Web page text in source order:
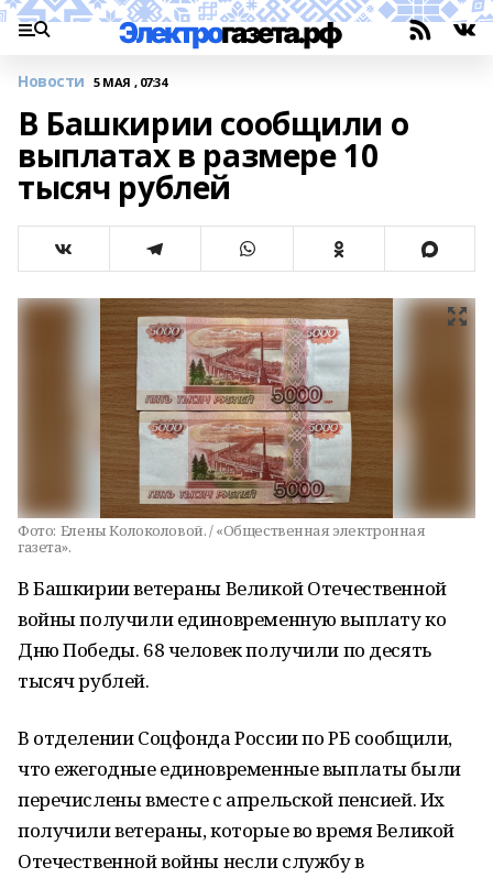
Новости 5 МАЯ , 07:34
В Башкирии сообщили о
выплатах в размере 10
тысяч рублей
Фото: Елены Колоколовой. / «Общественная электронная
газета».
В Башкирии ветераны Великой Отечественной
войны получили единовременную выплату ко
Дню Победы. 68 человек получили по десять
тысяч рублей.
В отделении Соцфонда России по РБ сообщили,
что ежегодные единовременные выплаты были
перечислены вместе с апрельской пенсией. Их
получили ветераны, которые во время Великой
Отечественной войны несли службу в